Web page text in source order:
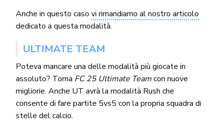
Anche in questo casovi rimandiamo al nostro articolo
dedicato a questa modalità.
ULTIMATE TEAM
Poteva mancare una delle modalità più giocate in
assoluto? Torna FC 25 Ultimate Teamcon nuove
migliorie. Anche UT avrà la modalità Rush che
consente di fare partite 5vs5 con la propria squadra di
stelle del calcio.